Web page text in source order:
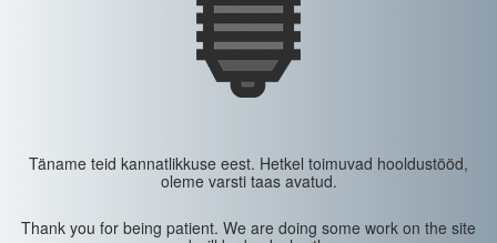
Täname teid kannatlikkuse eest. Hetkel toimuvad hooldustööd,
oleme varsti taas avatud.
Thank you for being patient. We are doing some work on the site